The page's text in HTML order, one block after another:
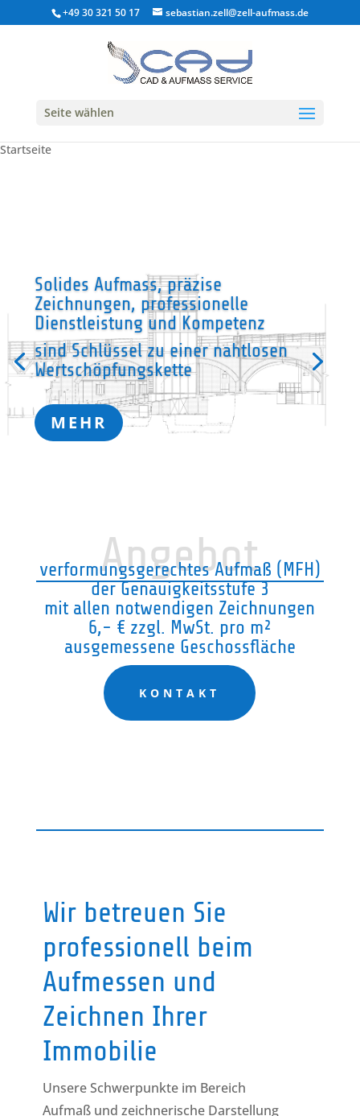
+49 30 321 50 17 sebastian.zell@zell-aufmass.de
Seite wählen
Startseite
Solides Aufmass, präzise
Zeichnungen, professionelle
Dienstleistung und Kompetenz
sind Schlüssel zu einer nahtlosen
Wertschöpfungskette
MEHR
Angebot
verformungsgerechtes Aufmaß (MFH)
der Genauigkeitsstufe 3
mit allen notwendigen Zeichnungen
6,- € zzgl. MwSt. pro m²
ausgemessene Geschossfläche
KONTAKT
Wir betreuen Sie
professionell beim
Aufmessen und
Zeichnen Ihrer
Immobilie
Unsere Schwerpunkte im Bereich
Aufmaß und zeichnerische Darstellung